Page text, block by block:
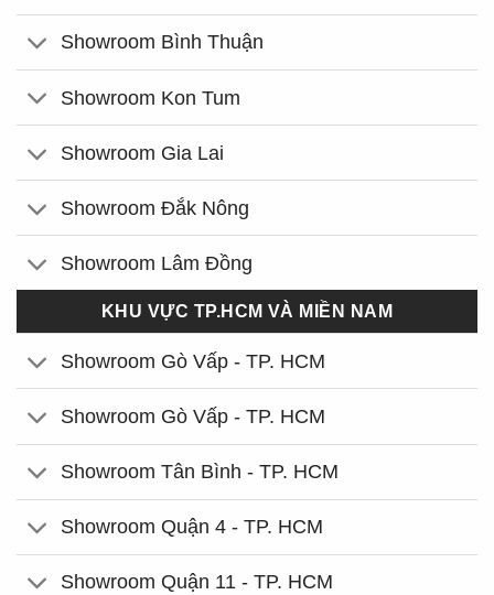
Showroom Bình Thuận
Showroom Kon Tum
Showroom Gia Lai
Showroom Đắk Nông
Showroom Lâm Đồng
KHU VỰC TP.HCM VÀ MIỀN NAM
Showroom Gò Vấp - TP. HCM
Showroom Gò Vấp - TP. HCM
Showroom Tân Bình - TP. HCM
Showroom Quận 4 - TP. HCM
Showroom Quận 11 - TP. HCM